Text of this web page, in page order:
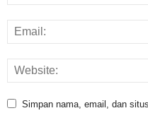
Simpan nama, email, dan